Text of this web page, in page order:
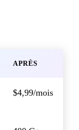
APRÈS
$4,99/mois